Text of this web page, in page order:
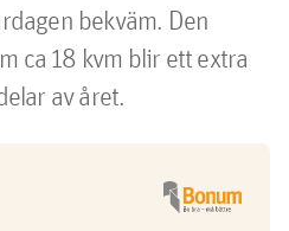
bekväm. Den
ca 18 kvm blir ett extra
av året.